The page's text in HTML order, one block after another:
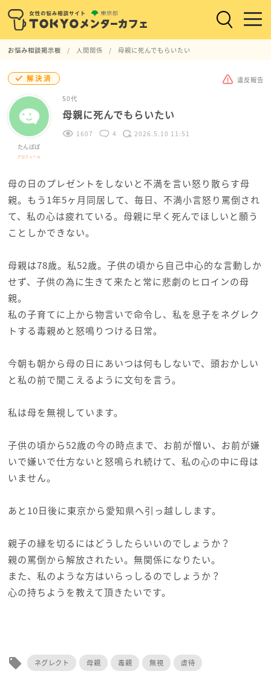
お悩み相談掲示板 人間関係 母親に死んでもらいたい
解決済 違反報告
たんぽぽ
プロフィール
50代
母親に死んでもらいたい
1607 4 2026.5.10 11:51
母の日のプレゼントをしないと不満を言い怒り散らす母
親。もう1年5ヶ月同居して、毎日、不満小言怒り罵倒され
て、私の心は疲れている。母親に早く死んでほしいと願う
ことしかできない。
母親は78歳。私52歳。子供の頃から自己中心的な言動しか
せず、子供の為に生きて来たと常に悲劇のヒロインの母
親。
私の子育てに上から物言いで命令し、私を息子をネグレク
トする毒親めと怒鳴りつける日常。
今朝も朝から母の日にあいつは何もしないで、頭おかしい
と私の前で聞こえるように文句を言う。
私は母を無視しています。
子供の頃から52歳の今の時点まで、お前が憎い、お前が嫌
いで嫌いで仕方ないと怒鳴られ続けて、私の心の中に母は
いません。
あと10日後に東京から愛知県へ引っ越しします。
親子の縁を切るにはどうしたらいいのでしょうか？
親の罵倒から解放されたい。無関係になりたい。
また、私のような方はいらっしるのでしょうか？
心の持ちようを教えて頂きたいです。
local_offer ネグレクト 母親 毒親 無視 虐待